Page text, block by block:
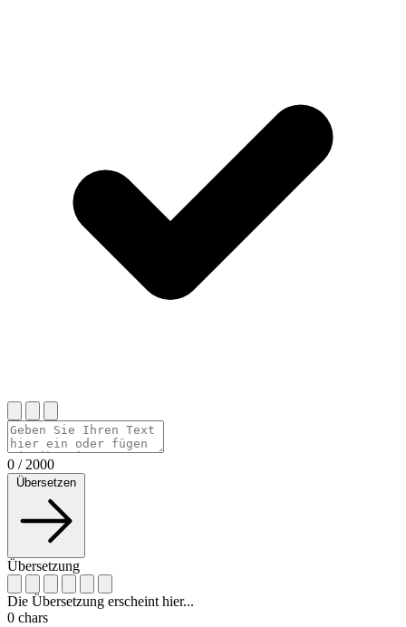
0 / 2000
Übersetzen
Übersetzung
Die Übersetzung erscheint hier...
0 chars